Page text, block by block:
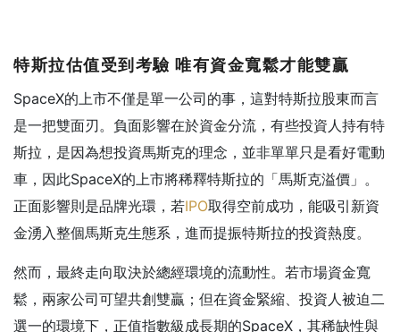
特斯拉估值受到考驗 唯有資金寬鬆才能雙贏
SpaceX的上市不僅是單一公司的事，這對特斯拉股東而言
是一把雙面刃。負面影響在於資金分流，有些投資人持有特
斯拉，是因為想投資馬斯克的理念，並非單單只是看好電動
車，因此SpaceX的上市將稀釋特斯拉的「馬斯克溢價」。
正面影響則是品牌光環，若IPO取得空前成功，能吸引新資
金湧入整個馬斯克生態系，進而提振特斯拉的投資熱度。
然而，最終走向取決於總經環境的流動性。若市場資金寬
鬆，兩家公司可望共創雙贏；但在資金緊縮、投資人被迫二
選一的環境下，正值指數級成長期的SpaceX，其稀缺性與